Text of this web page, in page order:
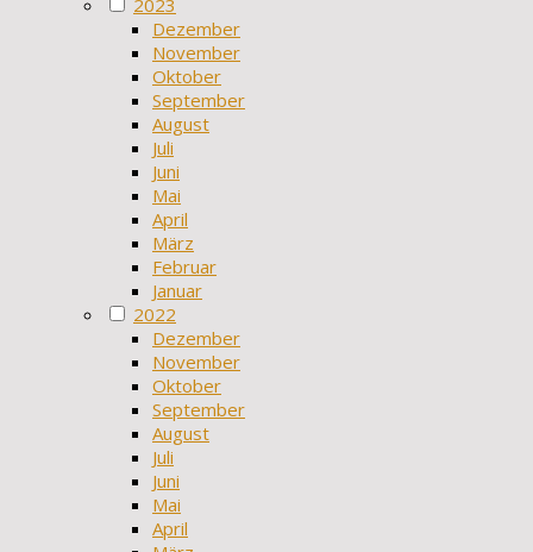
2023
Dezember
November
Oktober
September
August
Juli
Juni
Mai
April
März
Februar
Januar
2022
Dezember
November
Oktober
September
August
Juli
Juni
Mai
April